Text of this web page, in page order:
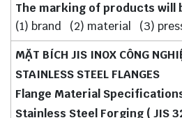
The marking of products
(1) brand (2) material (3)
MẶT BÍCH JIS INOX CÔNG
STAINLESS STEEL FLANGES
Flange Material
Stainless Steel Forging ( JIS